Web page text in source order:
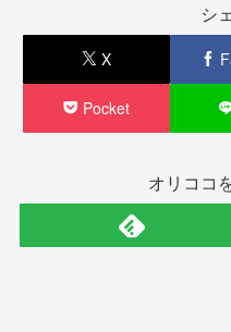
シ
X
Pocket
オリココ